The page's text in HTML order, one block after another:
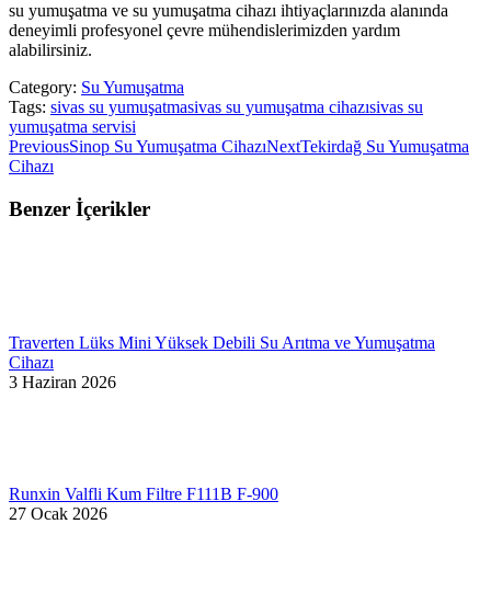
su yumuşatma ve su yumuşatma cihazı ihtiyaçlarınızda alanında
deneyimli profesyonel çevre mühendislerimizden yardım
alabilirsiniz.
Category: Su Yumuşatma
Tags: sivas su yumuşatmasivas su yumuşatma cihazısivas su
yumuşatma servisi
Post
navigation
PreviousPrevious
Sinop Su Yumuşatma CihazıNextNext
Tekirdağ Su Yumuşatma
Cihazı
Benzer İçerikler
Traverten Lüks Mini Yüksek Debili Su Arıtma ve Yumuşatma
Cihazı
3 Haziran 2026
Runxin Valfli Kum Filtre F111B F-900
27 Ocak 2026